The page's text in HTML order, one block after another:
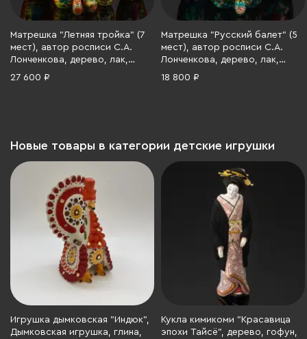
Матрешка "Летняя тройка" (7
мест), автор росписи С.А.
Лонченкова, дерево, лак,
роспись, золочение,
27 600 ₽
Матрешка "Русский балет" (5
мест), автор росписи С.А.
Лонченкова, дерево, лак,
роспись, золочение,
18 800 ₽
Новые товары в категории детские игрушки
Игрушка дымковская "Индюк",
Дымковская игрушка, глина,
Кукла кимикоми "Красавица
эпохи Тайсё", дерево, гофун,